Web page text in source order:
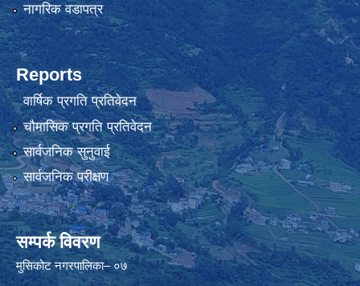
नागरिक वडापत्र
Reports
वार्षिक प्रगति प्रतिवेदन
चौमासिक प्रगति प्रतिवेदन
सार्वजनिक सुनुवाई
सार्वजनिक परीक्षण
सम्पर्क विवरण
मुसिकोट नगरपालिका– ०७